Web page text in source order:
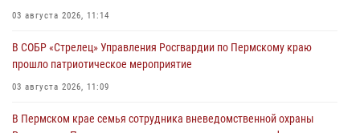
03 августа 2026, 11:14
В СОБР «Стрелец» Управления Росгвардии по Пермскому краю
прошло патриотическое мероприятие
03 августа 2026, 11:09
В Пермском крае семья сотрудника вневедомственной охраны